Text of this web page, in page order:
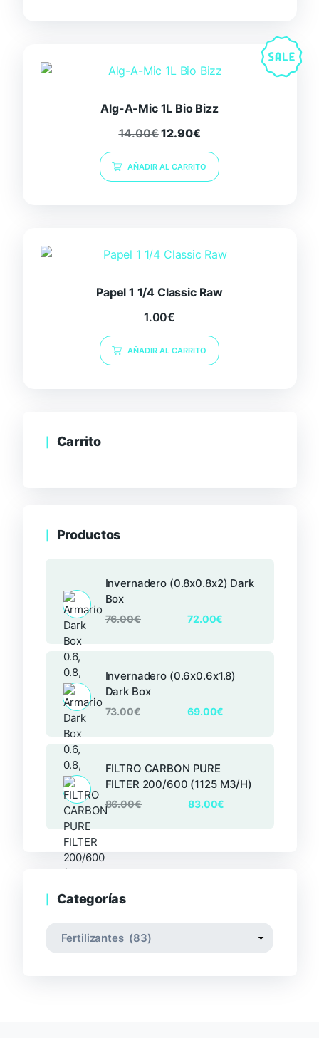
Alg-A-Mic 1L Bio Bizz
14.00€12.90€
AÑADIR AL CARRITO
Papel 1 1/4 Classic Raw
1.00€
AÑADIR AL CARRITO
Carrito
Productos
Invernadero (0.8x0.8x2) Dark
Box
76.00€ 72.00€
Invernadero (0.6x0.6x1.8)
Dark Box
73.00€ 69.00€
FILTRO CARBON PURE
FILTER 200/600 (1125 M3/H)
86.00€ 83.00€
Categorías